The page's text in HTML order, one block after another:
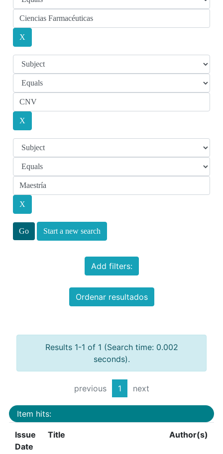
Start a new search
Add filters:
Ordenar resultados
Results 1-1 of 1 (Search time: 0.002
seconds).
previous 1 next
Item hits:
Issue
Date
Title Author(s)